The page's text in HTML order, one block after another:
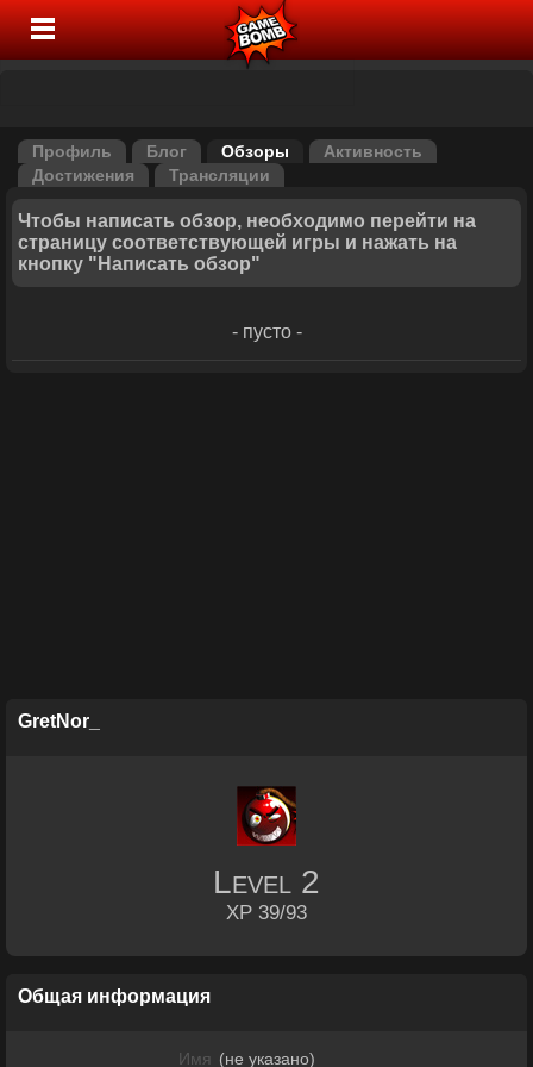
Профиль Блог Обзоры
Активность
Достижения
Трансляции
Чтобы написать обзор, необходимо перейти на
страницу соответствующей игры и нажать на
кнопку "Написать обзор"
- пусто -
GretNor_
Level 2
XP 39/93
Общая информация
Имя (не указано)